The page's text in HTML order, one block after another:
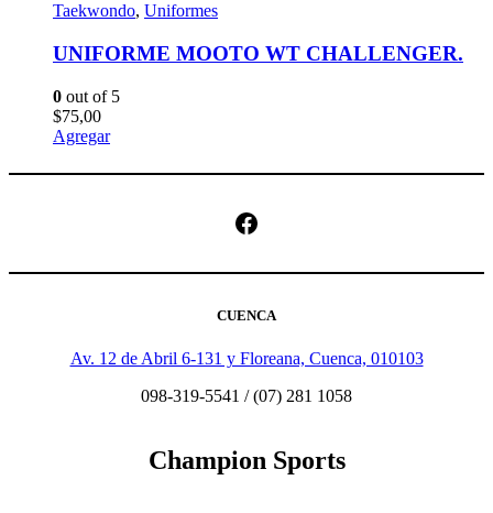
Taekwondo, Uniformes
UNIFORME MOOTO WT CHALLENGER.
0 out of 5
$75,00
Agregar
Facebook
CUENCA
Av. 12 de Abril 6-131 y Floreana, Cuenca, 010103
098-319-5541 / (07) 281 1058
Champion Sports